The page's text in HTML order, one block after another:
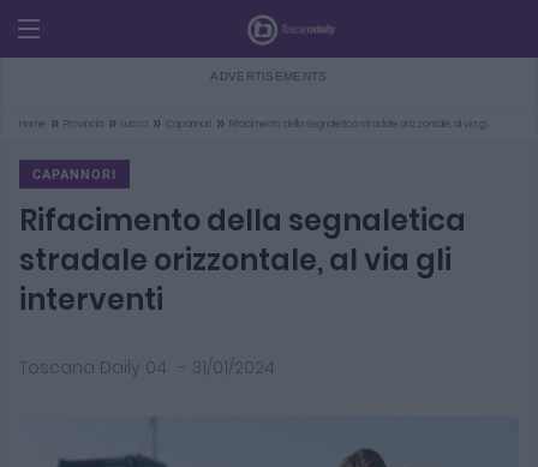
Home » Provincia » Lucca » Capannori » Rifacimento della segnaletica stradale orizzontale, al via g…
CAPANNORI
Rifacimento della segnaletica
stradale orizzontale, al via gli
interventi
Toscana Daily 04 - 31/01/2024